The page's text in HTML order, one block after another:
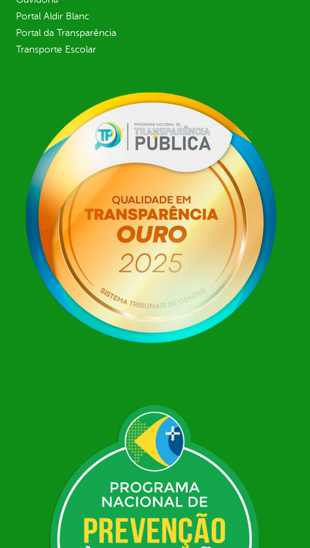
Portal Aldir Blanc
Portal da Transparência
Transporte Escolar